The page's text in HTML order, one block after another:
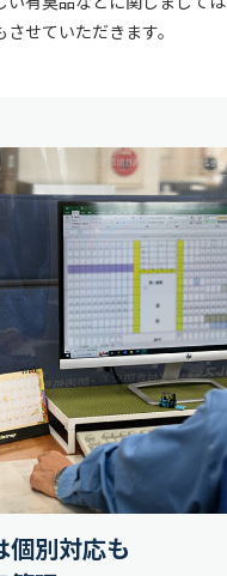
せていただきます。
個別対応も